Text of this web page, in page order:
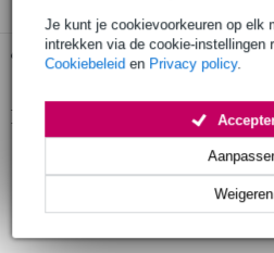
Je kunt je cookievoorkeuren op elk
intrekken via de cookie-instellingen
Cookiebeleid en Privacy policy.
Weigeren
Gratis ophalen in de winkel
Productinformatie
voor de camera monteerbare